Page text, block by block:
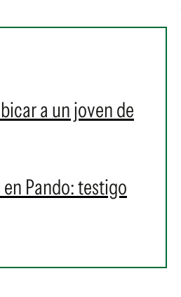
a un joven de
Pando: testigo